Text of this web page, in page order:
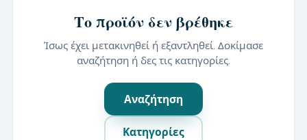
Το προϊόν δεν βρέθηκε
Ίσως έχει μετακινηθεί ή εξαντληθεί. Δοκίμασε
αναζήτηση ή δες τις κατηγορίες.
Αναζήτηση
Κατηγορίες